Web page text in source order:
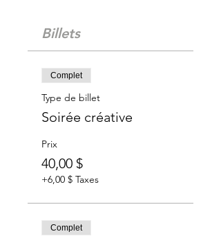
Billets
Complet
Type de billet
Soirée créative
Prix
40,00 $
+6,00 $ Taxes
Complet